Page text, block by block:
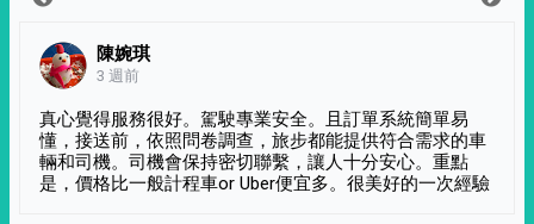
陳婉琪
3 週前
真心覺得服務很好。駕駛專業安全。且訂單系統簡單易
懂，接送前，依照問卷調查，旅步都能提供符合需求的車
輛和司機。司機會保持密切聯繫，讓人十分安心。重點
是，價格比一般計程車or Uber便宜多。很美好的一次經驗